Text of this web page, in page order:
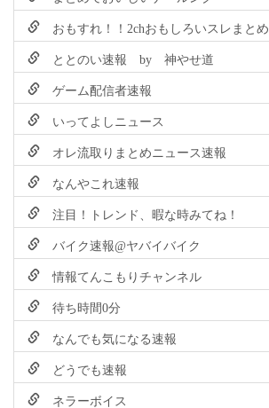
おもすれ！！2chおもしろいスレまとめ
ととのい速報 by 神やせ道
ゲーム配信者速報
いってよしニュース
オレ流取りまとめニュース速報
なんやこれ速報
注目！トレンド、暇な時みてね！
バイク速報@ヤバイバイク
情報てんこもりチャンネル
待ち時間0分
なんでも気になる速報
どうでも速報
ネラーボイス